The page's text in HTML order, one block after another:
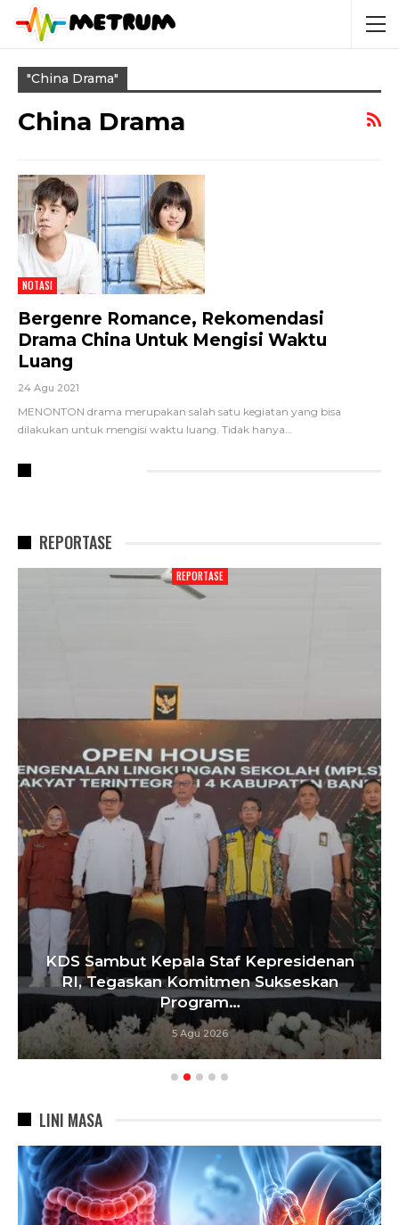
"china Drama"
China Drama
NOTASI
Bergenre Romance, Rekomendasi
Drama China Untuk Mengisi Waktu
Luang
24 Agu 2021
MENONTON drama merupakan salah satu kegiatan yang bisa
dilakukan untuk mengisi waktu luang. Tidak hanya…
REPORTASE
REPORTASE
KDS Sambut Kepala Staf Kepresidenan
RI, Tegaskan Komitmen Sukseskan
Program…
5 Agu 2026
LINI MASA